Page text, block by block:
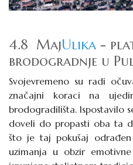
4.8 MajUlika -
brodogradnje u
Svojevremeno su radi
značajni koraci na
brodogradilišta. Ispostavilo
doveli do propasti oba ta
što je taj pokušaj
uzimanja u obzir